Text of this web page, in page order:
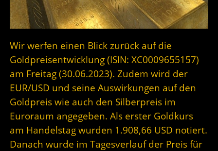
Wir werfen einen Blick zurück auf die
Goldpreisentwicklung (ISIN: XC0009655157)
am Freitag (30.06.2023). Zudem wird der
EUR/USD und seine Auswirkungen auf den
Goldpreis wie auch den Silberpreis im
Euroraum angegeben. Als erster Goldkurs
am Handelstag wurden 1.908,66 USD notiert.
Danach wurde im Tagesverlauf der Preis für